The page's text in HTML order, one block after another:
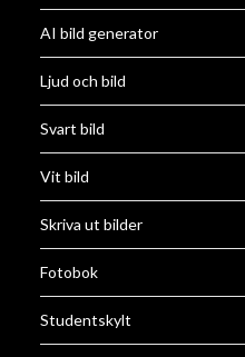
AI bild generator
Ljud och bild
Svart bild
Vit bild
Skriva ut bilder
Fotobok
Studentskylt